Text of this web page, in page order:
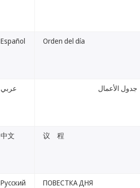
Español Orden del día
عربي جدول الأعمال
中文 议 程
Русский ПОВЕСТКА ДНЯ